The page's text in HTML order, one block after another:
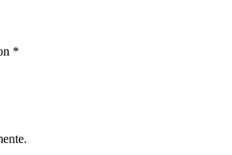
*